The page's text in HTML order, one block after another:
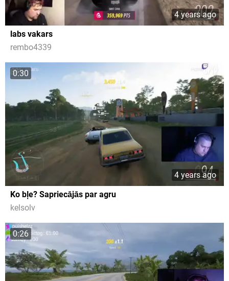
4 years ago
labs vakars
rembo4339
0:30
4 years ago
Ko bļe? Sapriecājās par agru
kelsolv
0:26